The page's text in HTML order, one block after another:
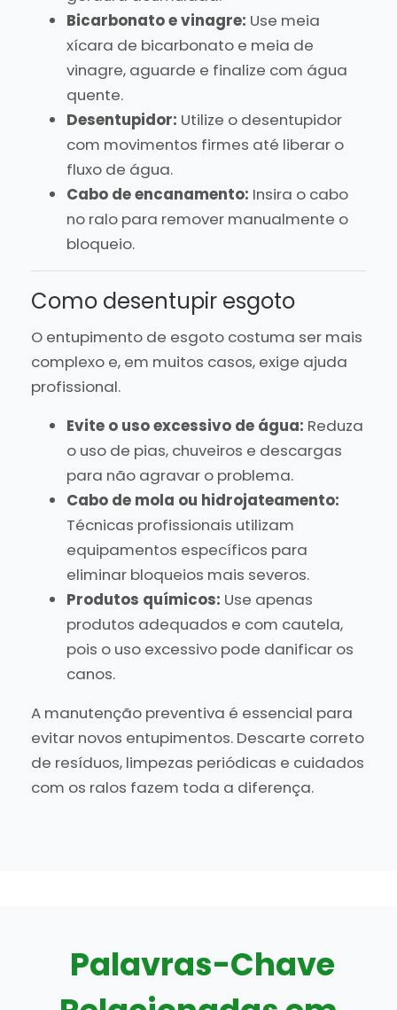
Bicarbonato e vinagre: Use meia
xícara de bicarbonato e meia de
vinagre, aguarde e finalize com água
quente.
Desentupidor: Utilize o desentupidor
com movimentos firmes até liberar o
fluxo de água.
Cabo de encanamento: Insira o cabo
no ralo para remover manualmente o
bloqueio.
Como desentupir esgoto
O entupimento de esgoto costuma ser mais
complexo e, em muitos casos, exige ajuda
profissional.
Evite o uso excessivo de água: Reduza
o uso de pias, chuveiros e descargas
para não agravar o problema.
Cabo de mola ou hidrojateamento:
Técnicas profissionais utilizam
equipamentos específicos para
eliminar bloqueios mais severos.
Produtos químicos: Use apenas
produtos adequados e com cautela,
pois o uso excessivo pode danificar os
canos.
A manutenção preventiva é essencial para
evitar novos entupimentos. Descarte correto
de resíduos, limpezas periódicas e cuidados
com os ralos fazem toda a diferença.
Palavras-Chave